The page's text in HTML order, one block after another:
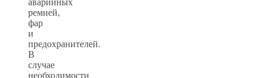
аварийных
ремней,
фар
и
предохранителей.
В
случае
необходимости